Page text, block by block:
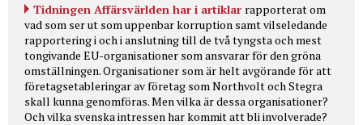
Tidningen Affärsvärlden har i artiklar rapporterat om
vad som ser ut som uppenbar korruption samt vilseledande
rapportering i och i anslutning till de två tyngsta och mest
tongivande EU-organisationer som ansvarar för den gröna
omställningen. Organisationer som är helt avgörande för att
företagsetableringar av företag som Northvolt och Stegra
skall kunna genomföras. Men vilka är dessa organisationer?
Och vilka svenska intressen har kommit att bli involverade?